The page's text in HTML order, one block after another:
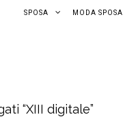
SPOSA MODA SPOSA
“XIII digitale”